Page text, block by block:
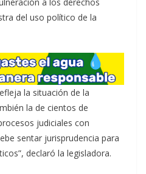
a los derechos
del uso político de la
la situación de la
la de cientos de
judiciales con
sentar jurisprudencia para
declaró la legisladora.